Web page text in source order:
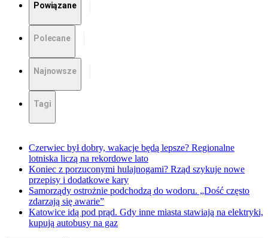
Powiązane
Polecane
Najnowsze
Tagi
Czerwiec był dobry, wakacje będą lepsze? Regionalne
lotniska liczą na rekordowe lato
Koniec z porzuconymi hulajnogami? Rząd szykuje nowe
przepisy i dodatkowe kary
Samorządy ostrożnie podchodzą do wodoru. „Dość często
zdarzają się awarie”
Katowice idą pod prąd. Gdy inne miasta stawiają na elektryki,
kupują autobusy na gaz